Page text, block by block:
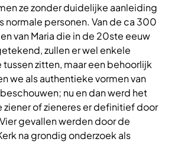
ze zonder duidelijke aanleiding
normale personen. Van de ca 300
van Maria die in de 20ste eeuw
zullen er wel enkele
zitten, maar een behoorlijk
we als authentieke vormen van
nu en dan werd het
ziener of zieneres er definitief door
gevallen werden door de
na grondig onderzoek als